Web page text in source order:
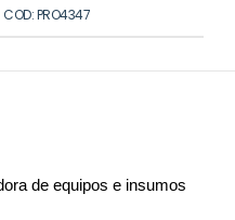
$1.790.$1.611.
COD: PRO4347
de equipos e insumos